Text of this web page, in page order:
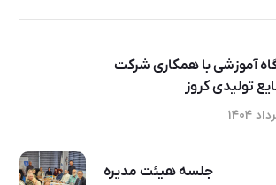
آموزشی با همکاری شرکت
تولیدی کروز
جلسه هیئت مدیره